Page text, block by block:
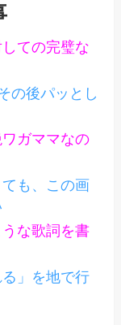
ての完璧な
の後パッとし
ワガママなの
も、この画
な歌詞を書
」を地で行